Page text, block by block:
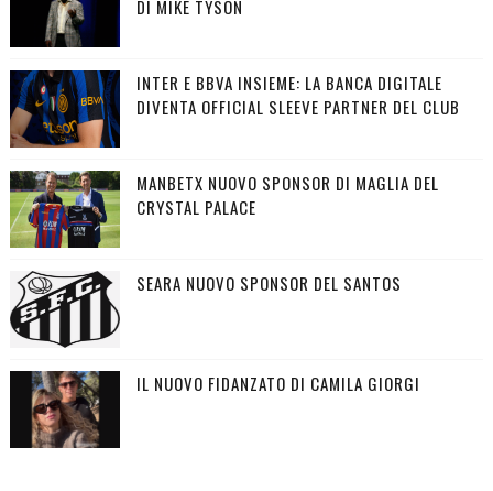
DI MIKE TYSON
INTER E BBVA INSIEME: LA BANCA DIGITALE
DIVENTA OFFICIAL SLEEVE PARTNER DEL CLUB
MANBETX NUOVO SPONSOR DI MAGLIA DEL
CRYSTAL PALACE
SEARA NUOVO SPONSOR DEL SANTOS
IL NUOVO FIDANZATO DI CAMILA GIORGI